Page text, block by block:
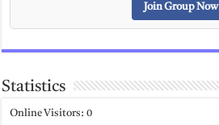
Join Group Now
Statistics
Online Visitors:0